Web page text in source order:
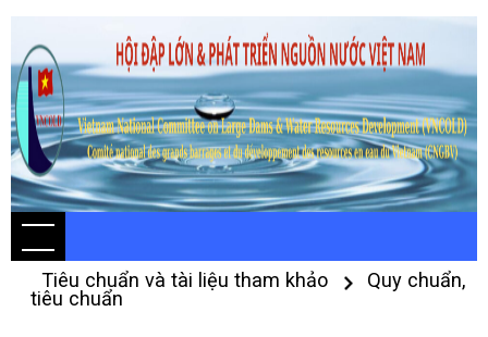
Tiêu chuẩn và tài liệu tham khảo
Quy chuẩn,
tiêu chuẩn